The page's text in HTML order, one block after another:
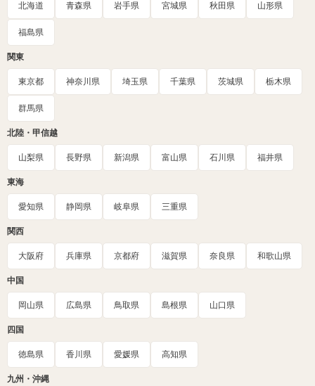
北海道 青森県 岩手県 宮城県 秋田県 山形県
福島県
関東
東京都 神奈川県 埼玉県 千葉県 茨城県 栃木県
群馬県
北陸・甲信越
山梨県 長野県 新潟県 富山県 石川県 福井県
東海
愛知県 静岡県 岐阜県 三重県
関西
大阪府 兵庫県 京都府 滋賀県 奈良県 和歌山県
中国
岡山県 広島県 鳥取県 島根県 山口県
四国
徳島県 香川県 愛媛県 高知県
九州・沖縄